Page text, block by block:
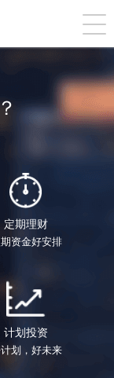
切
定期理财
资金好安排
计划投资
划，好未来